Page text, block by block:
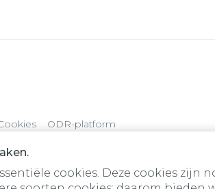
cookies. Deze cookies zijn
ODR-platform